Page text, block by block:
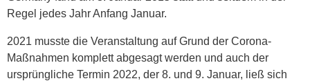
Regel jedes Jahr Anfang Januar.
2021 musste die Veranstaltung auf Grund der Corona-
Maßnahmen komplett abgesagt werden und auch der
ursprüngliche Termin 2022, der 8. und 9. Januar, ließ sich